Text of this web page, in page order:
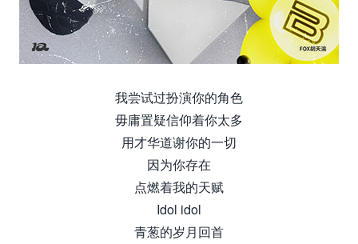
我尝试过扮演你的角色
毋庸置疑信仰着你太多
用才华道谢你的一切
因为你存在
点燃着我的天赋
Idol idol
青葱的岁月回首